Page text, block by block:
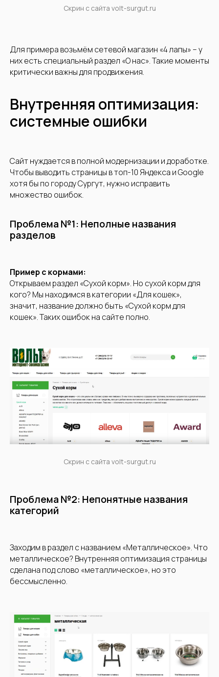
Скрин с сайта volt-surgut.ru
Для примера возьмём сетевой магазин «4 лапы» – у
них есть специальный раздел «О нас». Такие моменты
критически важны для продвижения.
Внутренняя оптимизация:
системные ошибки
Сайт нуждается в полной модернизации и доработке.
Чтобы выводить страницы в топ-10 Яндекса и Google
хотя бы по городу Сургут, нужно исправить
множество ошибок.
Проблема №1: Неполные названия
разделов
Пример с кормами:
Открываем раздел «Сухой корм». Но сухой корм для
кого? Мы находимся в категории «Для кошек»,
значит, название должно быть «Сухой корм для
кошек». Таких ошибок на сайте полно.
Скрин с сайта volt-surgut.ru
Проблема №2: Непонятные названия
категорий
Заходим в раздел с названием «Металлическое». Что
металлическое? Внутренняя оптимизация страницы
сделана под слово «металлическое», но это
бессмысленно.